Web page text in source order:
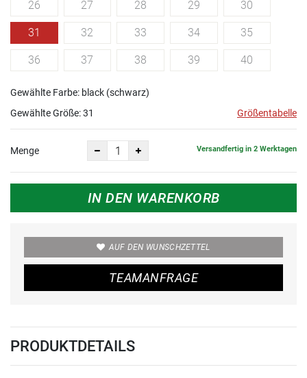
26 27 28 29 30
31 32 33 34 35
36 37 38 39 40
Gewählte Farbe: black (schwarz)
Gewählte Größe:31 Größentabelle
Menge Versandfertig in 2 Werktagen
IN DEN WARENKORB
AUF DEN WUNSCHZETTEL
TEAMANFRAGE
PRODUKTDETAILS